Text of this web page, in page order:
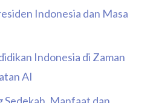
Indonesia dan Masa
Indonesia di Zaman
AI